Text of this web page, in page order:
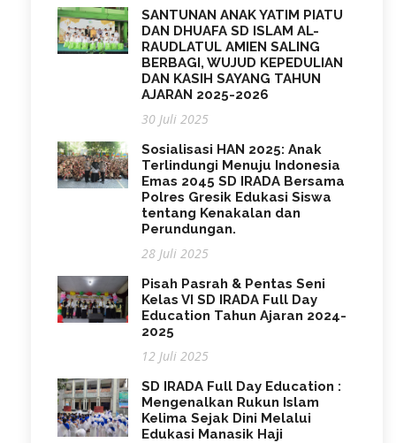
SANTUNAN ANAK YATIM PIATU
DAN DHUAFA SD ISLAM AL-
RAUDLATUL AMIEN SALING
BERBAGI, WUJUD KEPEDULIAN
DAN KASIH SAYANG TAHUN
AJARAN 2025-2026
30 Juli 2025
Sosialisasi HAN 2025: Anak
Terlindungi Menuju Indonesia
Emas 2045 SD IRADA Bersama
Polres Gresik Edukasi Siswa
tentang Kenakalan dan
Perundungan.
28 Juli 2025
Pisah Pasrah & Pentas Seni
Kelas VI SD IRADA Full Day
Education Tahun Ajaran 2024-
2025
12 Juli 2025
SD IRADA Full Day Education :
Mengenalkan Rukun Islam
Kelima Sejak Dini Melalui
Edukasi Manasik Haji